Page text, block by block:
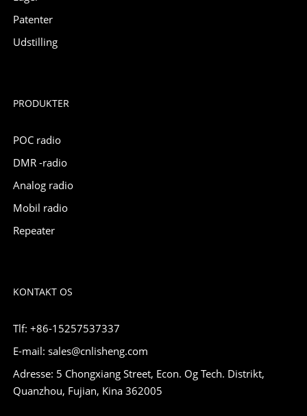
Patenter
Udstilling
PRODUKTER
POC radio
DMR -radio
Analog radio
Mobil radio
Repeater
KONTAKT OS
Tlf: +86-15257537337
E-mail: sales@cnlisheng.com
Adresse: 5 Chongxiang Street, Econ. Og Tech. Distrikt,
Quanzhou, Fujian, Kina 362005